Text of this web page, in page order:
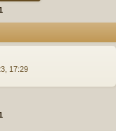
17:29